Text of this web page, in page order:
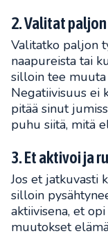
2. Valitat paljon
Valitatko paljon
naapureista tai
silloin tee muuta
Negatiivisuus ei
pitää sinut
puhu siitä, mitä
3. Et aktivoi ja
Jos et jatkuvasti
silloin
aktiivisena, et
muutokset